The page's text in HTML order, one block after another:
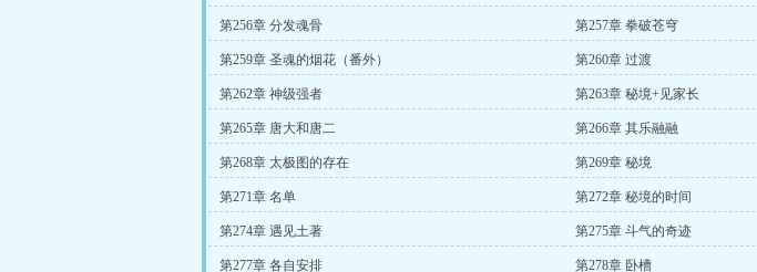
第256章 分发魂骨 第257章 拳破苍穹
第259章 圣魂的烟花（番外） 第260章 过渡
第262章 神级强者 第263章 秘境+见家长
第265章 唐大和唐二 第266章 其乐融融
第268章 太极图的存在 第269章 秘境
第271章 名单 第272章 秘境的时间
第274章 遇见土著 第275章 斗气的奇迹
第277章 各自安排 第278章 卧槽